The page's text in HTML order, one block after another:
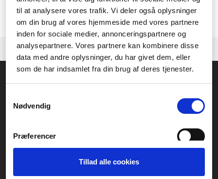
til at analysere vores trafik. Vi deler også oplysninger
om din brug af vores hjemmeside med vores partnere
inden for sociale medier, annonceringspartnere og
analysepartnere. Vores partnere kan kombinere disse
data med andre oplysninger, du har givet dem, eller
som de har indsamlet fra din brug af deres tjenester.
Nødvendig
Præferencer
Tillad alle cookies
Vi har för närvarande inga aktiva produkter, klicka vidare till vår
ellertillverkaren.
Kontakta gärna vår kundtjänst.om vi behöver hjälp med att hitta en
Service- och reklamationsavdelningen:
Skapa klagomål